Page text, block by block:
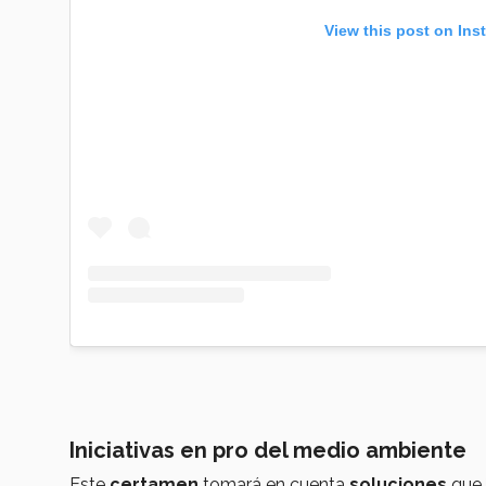
View this post on
Iniciativas en pro del medio ambiente